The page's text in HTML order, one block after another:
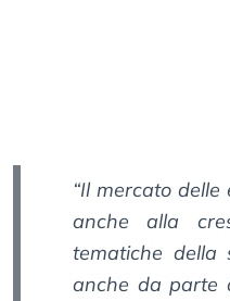
“Il mercato delle
anche alla
tematiche della
anche da parte